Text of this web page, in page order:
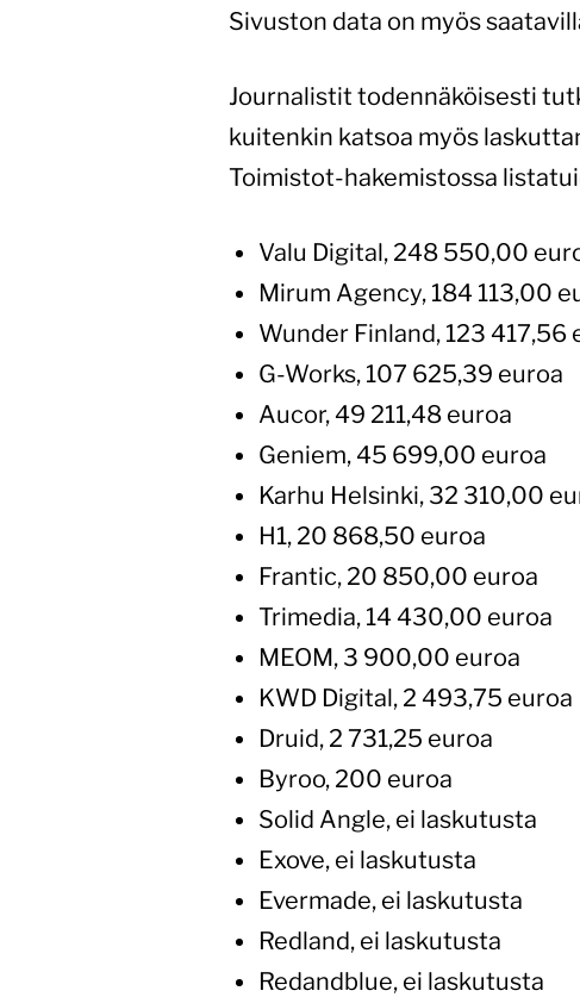
Sivuston data on myös
Journalistit todennäköisesti
kuitenkin katsoa myös
Toimistot-hakemistossa
Valu Digital, 248 550,00
Mirum Agency, 184 113,00
Wunder Finland, 123 417,56
G-Works, 107 625,39 euroa
Aucor, 49 211,48 euroa
Geniem, 45 699,00 euroa
Karhu Helsinki, 32 310,00
H1, 20 868,50 euroa
Frantic, 20 850,00 euroa
Trimedia, 14 430,00 euroa
MEOM, 3 900,00 euroa
KWD Digital, 2 493,75 euroa
Druid, 2 731,25 euroa
Byroo, 200 euroa
Solid Angle, ei laskutusta
Exove, ei laskutusta
Evermade, ei laskutusta
Redland, ei laskutusta
Redandblue, ei laskutusta